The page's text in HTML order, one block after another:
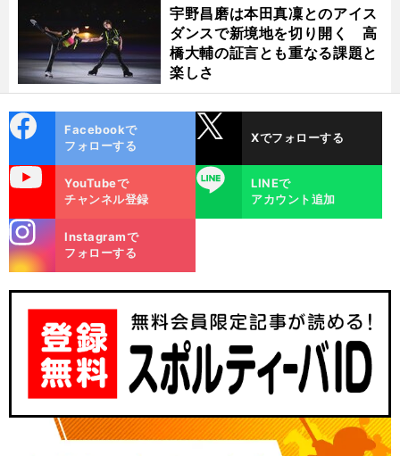
前
宇野昌磨は本田真凜とのアイス
ダンスで新境地を切り開く 高
橋大輔の証言とも重なる課題と
楽しさ
ok
Facebookで
フォローする
Xでフォローする
YouTubeで
チャンネル登録
LINE
LINEで
アカウント追加
m
Instagramで
フォローする